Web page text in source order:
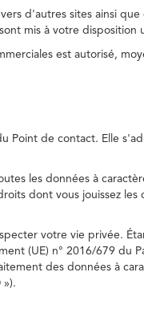
d'autres sites ainsi
mis à votre disposition
est autorisé,
Point de contact. Elle
les données à
dont vous jouissez
votre vie privée.
(UE) n° 2016/679 du
des données à
»).